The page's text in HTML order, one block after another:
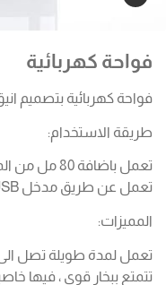
فواحة كهربائية
فواحة كهربائية بتصميم
طريقة الاستخدام:
تعمل باضافة 80 مل من الماء وقطرات من الزيت العطري
تعمل عن طريق مدخل USB
المميزات:
تعمل لمدة طويلة تصل الى 7
تتمتع ببخار قوي ، فيها